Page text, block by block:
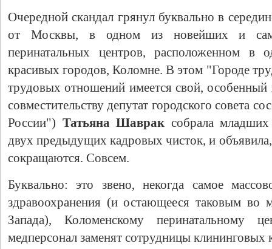
Очередной скандал грянул буквально в
от Москвы, в одном из новейших и
перинатальных центров, расположенном в
красивых городов, Коломне. В этом "Городе
трудовых отношений имеется свой, особенный
совместительству депутат городского совета
России") Татьяна Шаврак собрала
двух предыдущих кадровых чисток, и
сокращаются. Совсем.
Буквально: это звено, некогда самое
здравоохранения (и остающееся таковым во
Запада), Коломенскому
медперсонал заменят сотрудницы клининговых